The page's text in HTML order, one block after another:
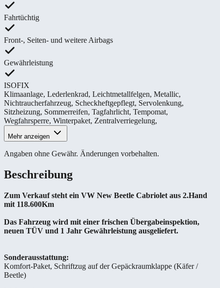
Fahrtüchtig
Front-, Seiten- und weitere Airbags
Gewährleistung
ISOFIX
Klimaanlage, Lederlenkrad, Leichtmetallfelgen, Metallic,
Nichtraucherfahrzeug, Scheckheftgepflegt, Servolenkung,
Sitzheizung, Sommerreifen, Tagfahrlicht, Tempomat,
Wegfahrsperre, Winterpaket, Zentralverriegelung,
Mehr anzeigen
Angaben ohne Gewähr. Änderungen vorbehalten.
Beschreibung
Zum Verkauf steht ein VW New Beetle Cabriolet aus 2.Hand
mit 118.600Km
Das Fahrzeug wird mit einer frischen Übergabeinspektion,
neuen TÜV und 1 Jahr Gewährleistung ausgeliefert.
Sonderausstattung:
Komfort-Paket, Schriftzug auf der Gepäckraumklappe (Käfer /
Beetle)